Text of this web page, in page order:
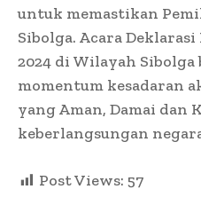
untuk memastikan
Sibolga. Acara
2024 di Wilayah
momentum kesadaran
yang Aman, Damai dan
keberlangsungan
Post Views: 57